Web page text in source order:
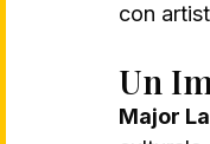
con
Un
Major